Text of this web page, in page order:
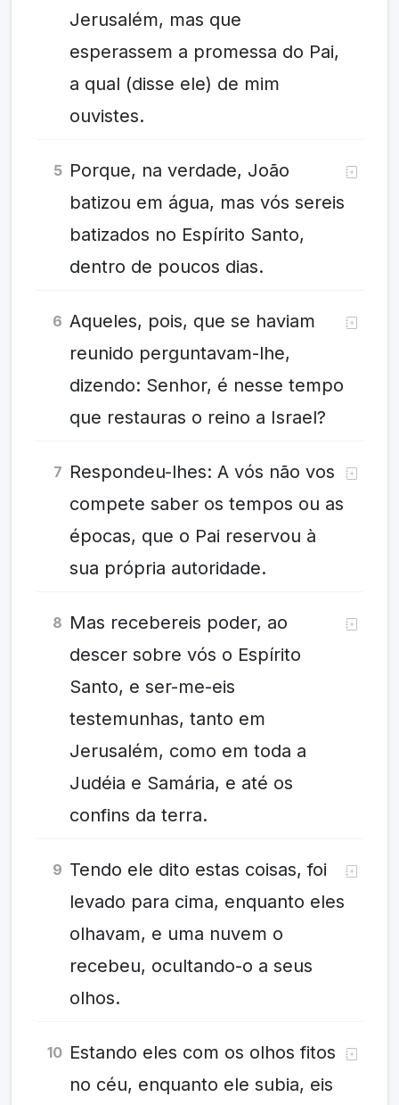
Jerusalém, mas que
esperassem a promessa do Pai,
a qual (disse ele) de mim
ouvistes.
5 Porque, na verdade, João
batizou em água, mas vós sereis
batizados no Espírito Santo,
dentro de poucos dias.
6 Aqueles, pois, que se haviam
reunido perguntavam-lhe,
dizendo: Senhor, é nesse tempo
que restauras o reino a Israel?
7 Respondeu-lhes: A vós não vos
compete saber os tempos ou as
épocas, que o Pai reservou à
sua própria autoridade.
8 Mas recebereis poder, ao
descer sobre vós o Espírito
Santo, e ser-me-eis
testemunhas, tanto em
Jerusalém, como em toda a
Judéia e Samária, e até os
confins da terra.
9 Tendo ele dito estas coisas, foi
levado para cima, enquanto eles
olhavam, e uma nuvem o
recebeu, ocultando-o a seus
olhos.
10 Estando eles com os olhos fitos
no céu, enquanto ele subia, eis